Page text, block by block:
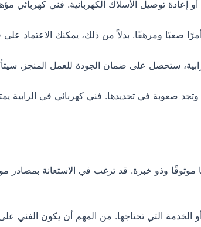
إعادة توصيل الأسلاك الكهربائية. فني كهربائي
صعبًا ومرهقًا. بدلاً من ذلك، يمكنك الاعتماد
ستحصل على ضمان الجودة للعمل المنجز.
صعوبة في تحديدها. فني كهربائي في الرابية
موثوقًا وذو خبرة. قد ترغب في الاستعانة بمصادر
الخدمة التي تحتاجها. من المهم أن يكون الفني